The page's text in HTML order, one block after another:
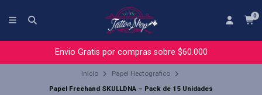
0
Envio Gratis por compras sobre $60.000
Inicio
Papel Hectografico
Papel Freehand SKULLDNA – Pack de 15 Unidades